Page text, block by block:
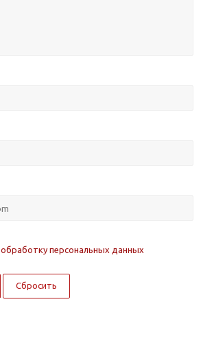
обработку персональных данных
Сбросить